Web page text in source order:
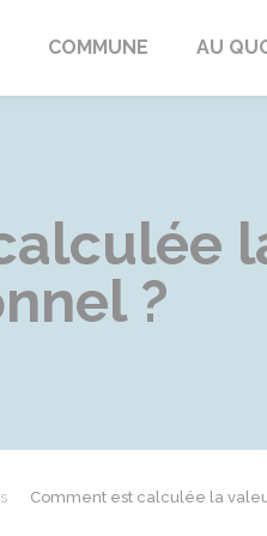
Champagne
COMMUNE AU
?
Comment est calculée la